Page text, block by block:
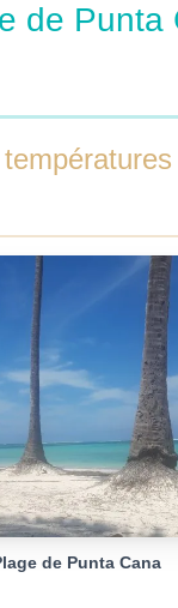
de Punta
de Punta Cana